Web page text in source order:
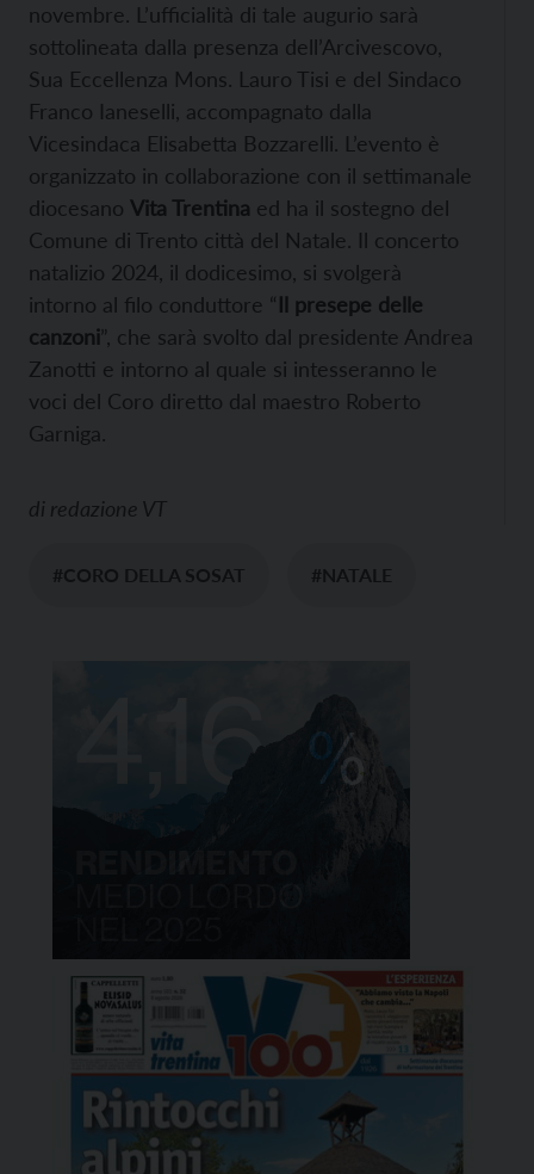
novembre. L’ufficialità di tale augurio sarà
sottolineata dalla presenza dell’Arcivescovo,
Sua Eccellenza Mons. Lauro Tisi e del Sindaco
Franco Ianeselli, accompagnato dalla
Vicesindaca Elisabetta Bozzarelli. L’evento è
organizzato in collaborazione con il settimanale
diocesano Vita Trentina ed ha il sostegno del
Comune di Trento città del Natale. Il concerto
natalizio 2024, il dodicesimo, si svolgerà
intorno al filo conduttore “Il presepe delle
canzoni”, che sarà svolto dal presidente Andrea
Zanotti e intorno al quale si intesseranno le
voci del Coro diretto dal maestro Roberto
Garniga.
di redazione VT
#CORO DELLA SOSAT #NATALE